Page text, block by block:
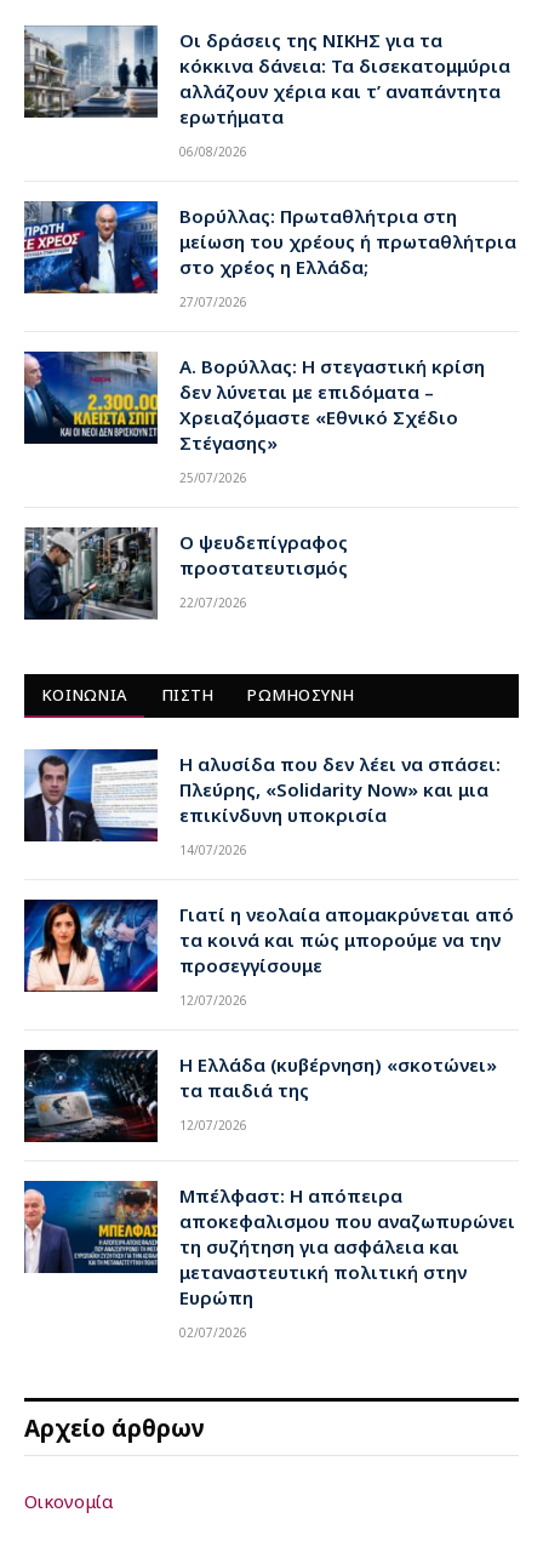
Οι δράσεις της ΝΙΚΗΣ για τα
κόκκινα δάνεια: Τα δισεκατομμύρια
αλλάζουν χέρια και τ’ αναπάντητα
ερωτήματα
06/08/2026
Βορύλλας: Πρωταθλήτρια στη
μείωση του χρέους ή πρωταθλήτρια
στο χρέος η Ελλάδα;
27/07/2026
Α. Βορύλλας: Η στεγαστική κρίση
δεν λύνεται με επιδόματα –
Χρειαζόμαστε «Εθνικό Σχέδιο
Στέγασης»
25/07/2026
Ο ψευδεπίγραφος
προστατευτισμός
22/07/2026
ΚΟΙΝΩΝΙΑ ΠΙΣΤΗ ΡΩΜΗΟΣΥΝΗ
Η αλυσίδα που δεν λέει να σπάσει:
Πλεύρης, «Solidarity Now» και μια
επικίνδυνη υποκρισία
14/07/2026
Γιατί η νεολαία απομακρύνεται από
τα κοινά και πώς μπορούμε να την
προσεγγίσουμε
12/07/2026
Η Ελλάδα (κυβέρνηση) «σκοτώνει»
τα παιδιά της
12/07/2026
Μπέλφαστ: Η απόπειρα
αποκεφαλισμου που αναζωπυρώνει
τη συζήτηση για ασφάλεια και
μεταναστευτική πολιτική στην
Ευρώπη
02/07/2026
Αρχείο άρθρων
Οικονομία